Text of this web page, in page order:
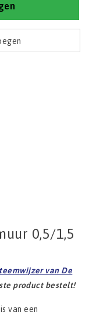
0,5/1,5
van De
product bestelt!
van een